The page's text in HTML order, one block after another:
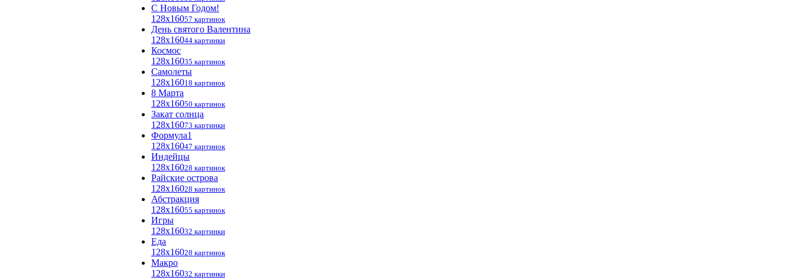
С Новым Годом!
128x16057 картинок
День святого Валентина
128x16044 картинки
Космос
128x16035 картинок
Самолеты
128x16018 картинок
8 Марта
128x16050 картинок
Закат солнца
128x16073 картинки
Формула1
128x16047 картинок
Индейцы
128x16028 картинок
Райские острова
128x16028 картинок
Абстракция
128x16055 картинок
Игры
128x16032 картинки
Еда
128x16028 картинок
Макро
128x16032 картинки